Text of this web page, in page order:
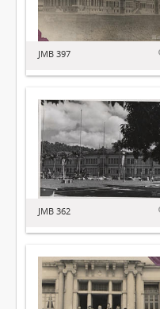
JMB 397
JMB 362